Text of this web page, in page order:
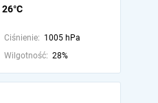
26°C
Ciśnienie: 1005 hPa
Wilgotność: 28%